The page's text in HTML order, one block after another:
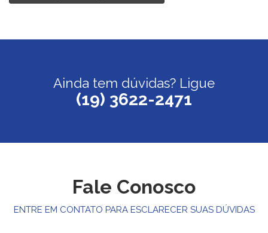
Ainda tem dúvidas? Ligue
(19) 3622-2471
Fale Conosco
ENTRE EM CONTATO PARA ESCLARECER SUAS DÚVIDAS